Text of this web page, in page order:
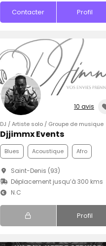
Contacter Profil
10 avis
DJ / Artiste solo / Groupe de musique
Djjimmx Events
Blues Acoustique Afro
Saint-Denis (93)
Déplacement jusqu’à 300 kms
N.C
Profil